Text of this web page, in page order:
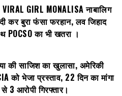
GIRL MONALISA नाबालिग
कर बुरा फंसा फरहान, लव जिहाद
POCSO का भी खतरा ।
की साजिश का खुलासा, अमेरिकी
को भेजा प्रस्ताव, 22 दिन का मांगा
3 आरोपी गिरफ्तार।